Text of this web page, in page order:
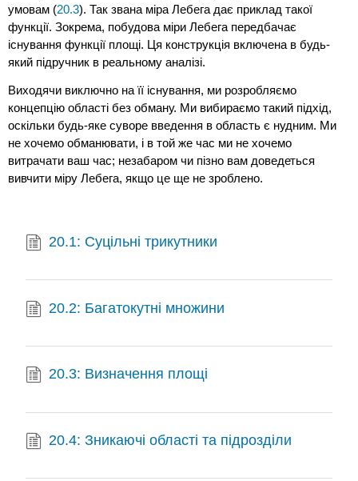
умовам (20.3). Так звана міра Лебега дає приклад такої
функції. Зокрема, побудова міри Лебега передбачає
існування функції площі. Ця конструкція включена в будь-
який підручник в реальному аналізі.
Виходячи виключно на її існування, ми розробляємо
концепцію області без обману. Ми вибираємо такий підхід,
оскільки будь-яке суворе введення в область є нудним. Ми
не хочемо обманювати, і в той же час ми не хочемо
витрачати ваш час; незабаром чи пізно вам доведеться
вивчити міру Лебега, якщо це ще не зроблено.
20.1: Суцільні трикутники
20.2: Багатокутні множини
20.3: Визначення площі
20.4: Зникаючі області та підрозділи